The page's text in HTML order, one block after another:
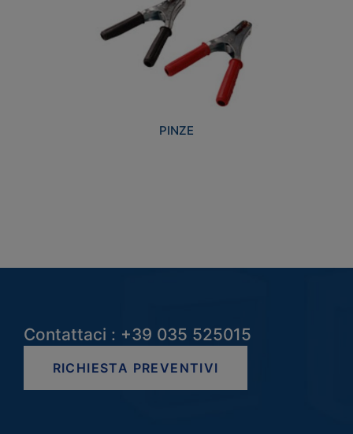
PINZE
Contattaci : +39 035 525015
RICHIESTA PREVENTIVI